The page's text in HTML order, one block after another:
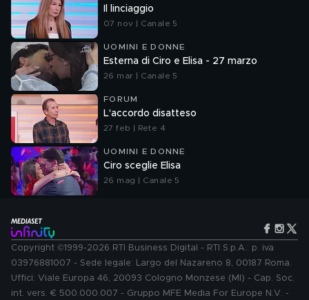
Il linciaggio
07 nov | Canale 5
UOMINI E DONNE
Esterna di Ciro e Elisa - 27 marzo
26 mar | Canale 5
FORUM
L'accordo disatteso
27 feb | Rete 4
UOMINI E DONNE
Ciro sceglie Elisa
26 mag | Canale 5
Copyright ©1999-2026 RTI Business Digital - RTI S.p.A.: p. iva
03976881007 - Sede legale: Largo del Nazareno 8, 00187 Roma.
Uffici: Viale Europa 46, 20093 Cologno Monzese (MI) - Cap. Soc.
int. vers. € 500.000.007 - Gruppo MFE Media For Europe N.V. -